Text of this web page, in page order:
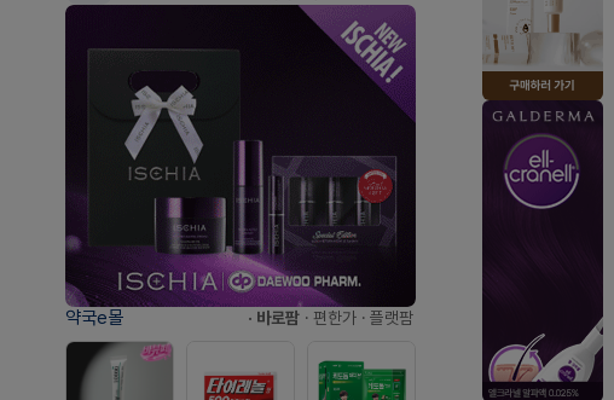
약국e몰 · 바로팜 · 편한가 · 플랫팜